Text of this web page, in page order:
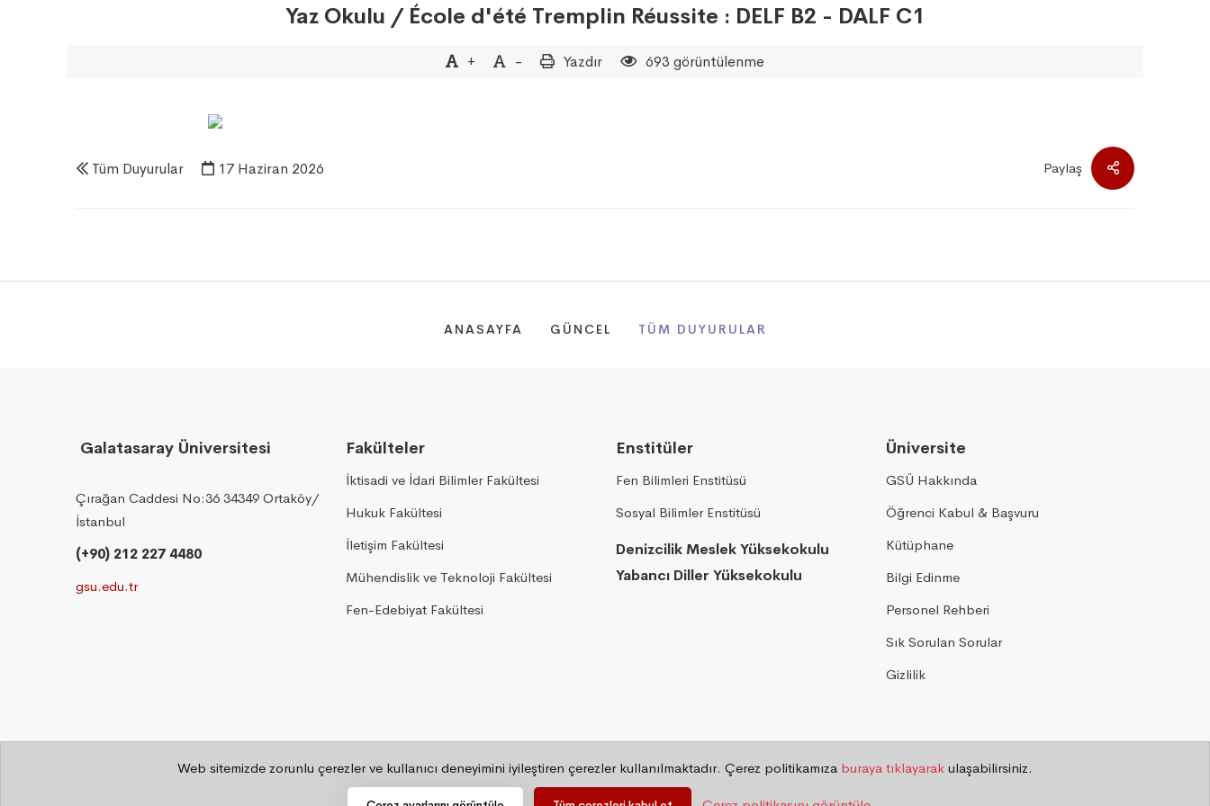
Yaz Okulu / École d'été Tremplin Réussite : DELF B2 - DALF C1
+ - Yazdır 693 görüntülenme
Tüm Duyurular 17 Haziran 2026 Paylaş
ANASAYFA GÜNCEL TÜM DUYURULAR
Galatasaray Üniversitesi
Çırağan Caddesi No:36 34349 Ortaköy/
İstanbul
(+90) 212 227 4480
gsu.edu.tr
Fakülteler
İktisadi ve İdari Bilimler Fakültesi
Hukuk Fakültesi
İletişim Fakültesi
Mühendislik ve Teknoloji Fakültesi
Fen-Edebiyat Fakültesi
Enstitüler
Fen Bilimleri Enstitüsü
Sosyal Bilimler Enstitüsü
Denizcilik Meslek Yüksekokulu
Yabancı Diller Yüksekokulu
Üniversite
GSÜ Hakkında
Öğrenci Kabul & Başvuru
Kütüphane
Bilgi Edinme
Personel Rehberi
Sık Sorulan Sorular
Gizlilik
Web sitemizde zorunlu çerezler ve kullanıcı deneyimini iyileştiren çerezler kullanılmaktadır. Çerez politikamıza buraya tıklayarak ulaşabilirsiniz.